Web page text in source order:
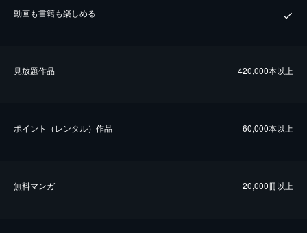
動画も書籍も楽しめる
⾒放題作品 420,000本以上
ポイント（レンタル）作品 60,000本以上
無料マンガ 20,000冊以上